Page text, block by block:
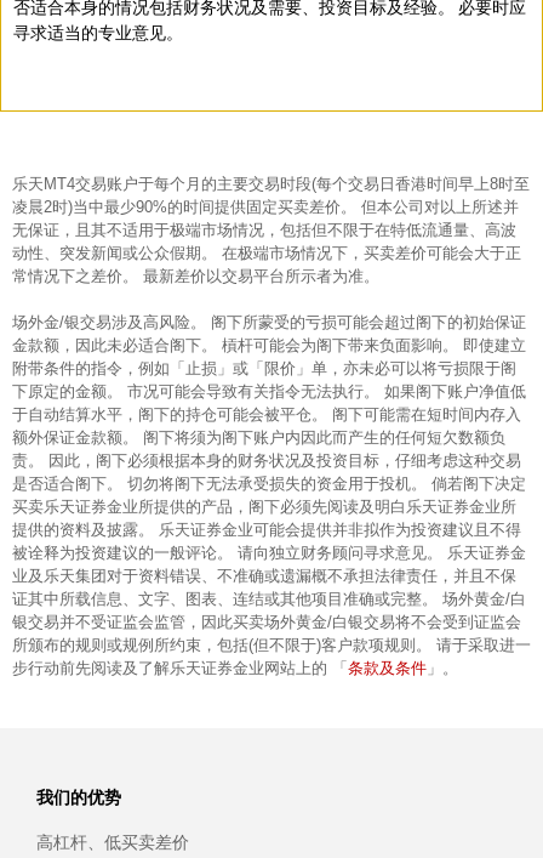
否适合本身的情况包括财务状况及需要、投资目标及经验。 必要时应
寻求适当的专业意见。
乐天MT4交易账户于每个月的主要交易时段(每个交易日香港时间早上8时至
凌晨2时)当中最少90%的时间提供固定买卖差价。 但本公司对以上所述并
无保证，且其不适用于极端市场情况，包括但不限于在特低流通量、高波
动性、突发新闻或公众假期。 在极端市场情况下，买卖差价可能会大于正
常情况下之差价。 最新差价以交易平台所示者为准。
场外金/银交易涉及高风险。 阁下所蒙受的亏损可能会超过阁下的初始保证
金款额，因此未必适合阁下。 槓杆可能会为阁下带来负面影响。 即使建立
附带条件的指令，例如「止损」或「限价」单，亦未必可以将亏损限于阁
下原定的金额。 市况可能会导致有关指令无法执行。 如果阁下账户净值低
于自动结算水平，阁下的持仓可能会被平仓。 阁下可能需在短时间内存入
额外保证金款额。 阁下将须为阁下账户内因此而产生的任何短欠数额负
责。 因此，阁下必须根据本身的财务状况及投资目标，仔细考虑这种交易
是否适合阁下。 切勿将阁下无法承受损失的资金用于投机。 倘若阁下决定
买卖乐天证券金业所提供的产品，阁下必须先阅读及明白乐天证券金业所
提供的资料及披露。 乐天证券金业可能会提供并非拟作为投资建议且不得
被诠释为投资建议的一般评论。 请向独立财务顾问寻求意见。 乐天证券金
业及乐天集团对于资料错误、不准确或遗漏概不承担法律责任，并且不保
证其中所载信息、文字、图表、连结或其他项目准确或完整。 场外黄金/白
银交易并不受证监会监管，因此买卖场外黄金/白银交易将不会受到证监会
所颁布的规则或规例所约束，包括(但不限于)客户款项规则。 请于采取进一
步行动前先阅读及了解乐天证券金业网站上的 「 条款及条件 」。
我们的优势
高杠杆、低买卖差价